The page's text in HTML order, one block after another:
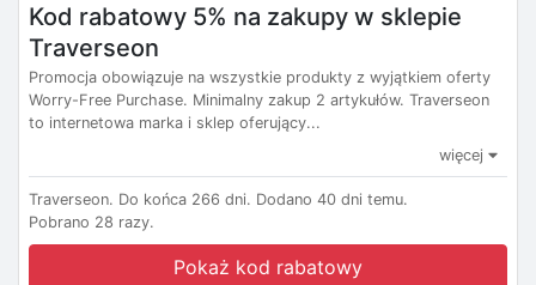
Kod rabatowy 5% na zakupy w sklepie
Traverseon
Promocja obowiązuje na wszystkie produkty z wyjątkiem oferty
Worry-Free Purchase. Minimalny zakup 2 artykułów. Traverseon
to internetowa marka i sklep oferujący...
więcej
Traverseon. Do końca 266 dni. Dodano 40 dni temu.
Pobrano 28 razy.
Pokaż kod rabatowy